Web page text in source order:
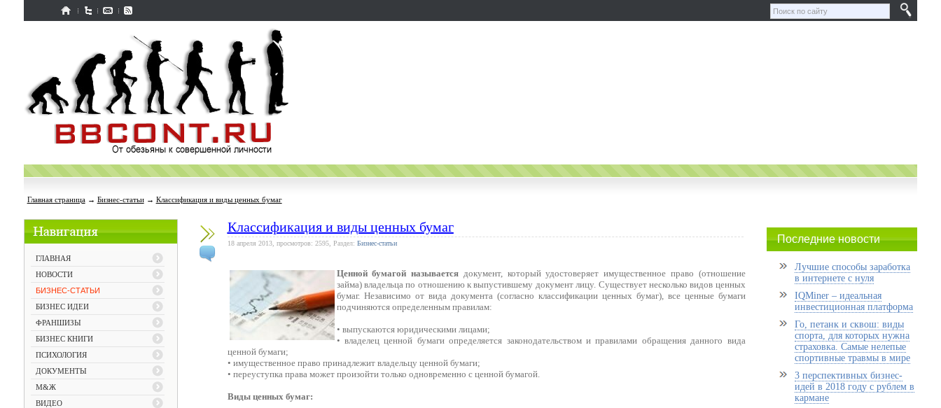
Главная страница→ Бизнес-статьи→ Классификация и виды ценных бумаг
ГЛАВНАЯ
НОВОСТИ
БИЗНЕС-СТАТЬИ
БИЗНЕС ИДЕИ
ФРАНШИЗЫ
БИЗНЕС КНИГИ
ПСИХОЛОГИЯ
ДОКУМЕНТЫ
М&Ж
ВИДЕО
Классификация и виды ценных бумаг
18 апреля 2013, просмотров: 2595, Раздел: Бизнес-статьи
Ценной бумагой называется документ, который удостоверяет имущественное право (отношение
займа) владельца по отношению к выпустившему документ лицу. Существует несколько видов ценных
бумаг. Независимо от вида документа (согласно классификации ценных бумаг), все ценные бумаги
подчиняются определенным правилам:
• выпускаются юридическими лицами;
• владелец ценной бумаги определяется законодательством и правилами обращения данного вида
ценной бумаги;
• имущественное право принадлежит владельцу ценной бумаги;
• переуступка права может произойти только одновременно с ценной бумагой.
Виды ценных бумаг:
Последние новости
Лучшие способы заработка
в интернете с нуля
IQMiner – идеальная
инвестиционная платформа
Го, петанк и сквош: виды
спорта, для которых нужна
страховка. Самые нелепые
спортивные травмы в мире
3 перспективных бизнес-
идей в 2018 году с рублем в
кармане